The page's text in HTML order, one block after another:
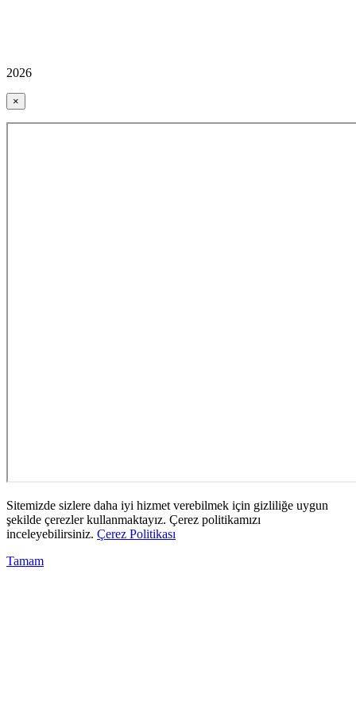
2026
×
Sitemizde sizlere daha iyi hizmet verebilmek için gizliliğe uygun
şekilde çerezler kullanmaktayız. Çerez politikamızı
inceleyebilirsiniz. Çerez Politikası
Tamam